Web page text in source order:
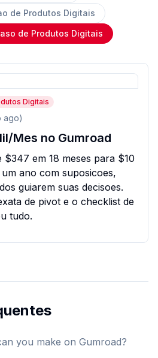
de Produtos Digitais
de Produtos Digitais
Digitais
ago)
Mes no Gumroad
$347 em 18 meses para $10
ano com suposicoes,
guiarem suas decisoes.
de pivot e o checklist de
tudo.
you make on Gumroad?